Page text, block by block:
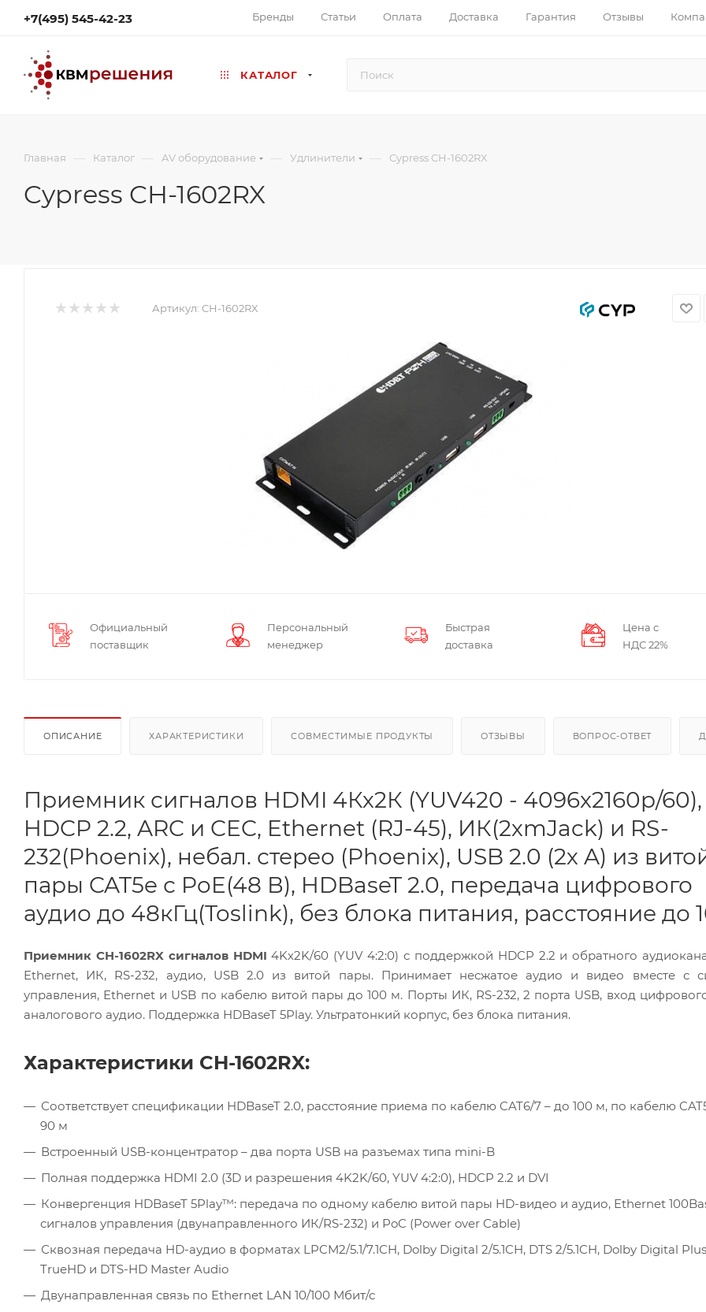
+7(495) 545-42-23 Бренды Статьи Оплата Доставка Гарантия Отзывы
КАТАЛОГ
Главная — Каталог — AV оборудование — Удлинители — Cypress CH-1602RX
Cypress CH-1602RX
Артикул: CH-1602RX
Официальный
поставщик
Персональный
менеджер
Быстрая
доставка
Цена с
НДС 22%
ОПИСАНИЕ ХАРАКТЕРИСТИКИ СОВМЕСТИМЫЕ ПРОДУКТЫ ОТЗЫВЫ ВОПРОС-ОТВЕТ
Приемник сигналов HDMI 4Кх2К (YUV420 - 4096x2160p/60),
HDCP 2.2, ARC и CEC, Ethernet (RJ-45), ИК(2хmJack) и RS-
232(Phoenix), небал. стерео (Phoenix), USB 2.0 (2х A) из
пары CAT5e с PoE(48 В), HDBaseT 2.0, передача цифрового
аудио до 48кГц(Toslink), без блока питания, расстояние до
Приемник CH-1602RX сигналов HDMI4Kх2K/60 (YUV 4:2:0) с поддержкой HDCP 2.2 и обратного
Ethernet, ИК, RS-232, аудио, USB 2.0 из витой пары. Принимает несжатое аудио и видео вместе с
управления, Ethernet и USB по кабелю витой пары до 100 м. Порты ИК, RS-232, 2 порта USB, вход
аналогового аудио. Поддержка HDBaseT 5Play. Ультратонкий корпус, без блока питания.
Характеристики CH-1602RX:
Соответствует спецификации HDBaseT 2.0, расстояние приема по кабелю CAT6/7 – до 100 м, по кабелю
90 м
Встроенный USB-концентратор – два порта USB на разъемах типа mini-B
Полная поддержка HDMI 2.0 (3D и разрешения 4K2K/60, YUV 4:2:0), HDCP 2.2 и DVI
Конвергенция HDBaseT 5Play™: передача по одному кабелю витой пары HD-видео и аудио, Ethernet
сигналов управления (двунаправленного ИК/RS-232) и PoC (Power over Cable)
Сквозная передача HD-аудио в форматах LPCM2/5.1/7.1CH, Dolby Digital 2/5.1CH, DTS 2/5.1CH, Dolby Digital
TrueHD и DTS-HD Master Audio
Двунаправленная связь по Ethernet LAN 10/100 Мбит/с